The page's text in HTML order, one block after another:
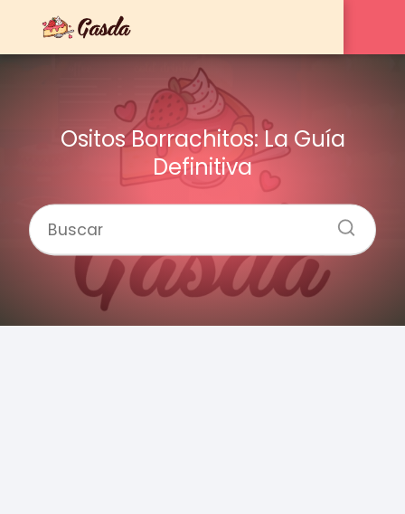
Ositos Borrachitos: La Guía
Definitiva